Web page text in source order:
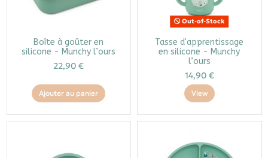
Boîte à goûter en
silicone - Munchy l’ours
22,90 €
Ajouter au panier
Out-of-Stock
Tasse d'apprentissage
en silicone - Munchy
l’ours
14,90 €
View